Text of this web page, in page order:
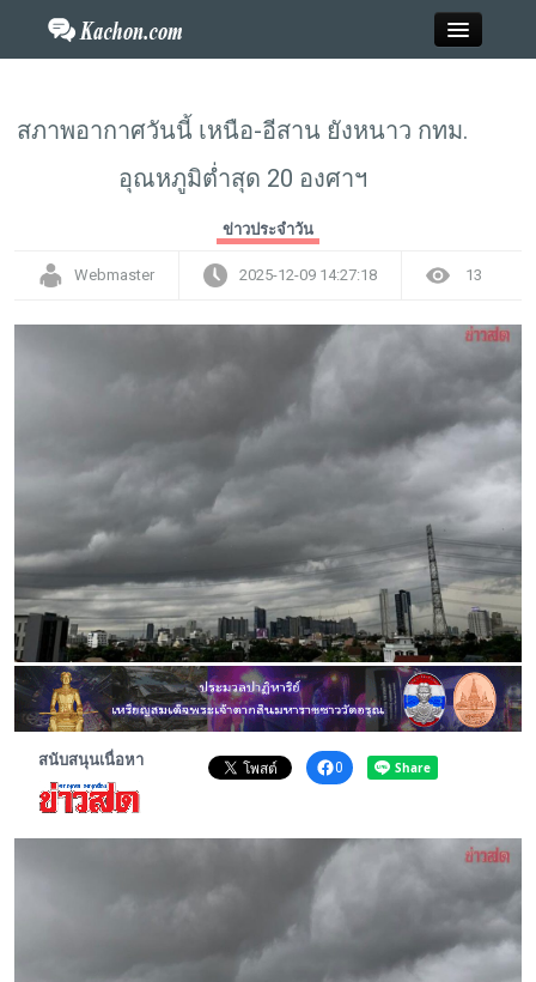
Home
พระดอทกะฉ่อน
กะฉ่อนช้อปปิ้ง
ติดต่อ
สภาพอากาศวันนี้ เหนือ-อีสาน ยังหนาว กทม.
อุณหภูมิต่ำสุด 20 องศาฯ
ข่าวประจำวัน
Webmaster 2025-12-09 14:27:18 13
สนับสนุนเนื่อหา 0